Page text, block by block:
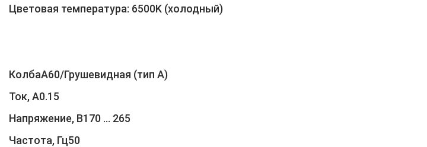
Цветовая температура: 6500K (холодный)
КолбаA60/Грушевидная (тип A)
Ток, А0.15
Напряжение, В170 … 265
Частота, Гц50